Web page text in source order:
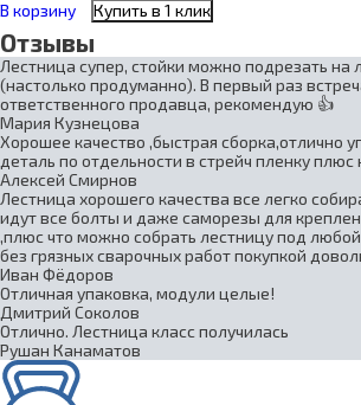
В корзину
Купить в 1 клик
Отзывы
Лестница супер, стойки можно подрезать на
(настолько продуманно). В первый раз
ответственного продавца, рекомендую 👍
Мария Кузнецова
Хорошее качество ,быстрая сборка,отлично
деталь по отдельности в стрейч пленку плюс
Алексей Смирнов
Лестница хорошего качества все легко
идут все болты и даже саморезы для
,плюс что можно собрать лестницу под
без грязных сварочных работ покупкой
Иван Фёдоров
Отличная упаковка, модули целые!
Дмитрий Соколов
Отлично. Лестница класс получилась
Рушан Канаматов